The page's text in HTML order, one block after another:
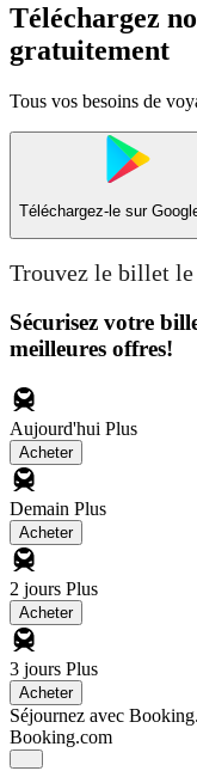
Téléchargez
gratuitement
Tous vos besoins de
Téléchargez-le sur
Trouvez le billet
Sécurisez votre
meilleures offres!
Aujourd'hui Plus
Acheter
Demain Plus
Acheter
2 jours Plus
Acheter
3 jours Plus
Acheter
Séjournez avec
Booking.com